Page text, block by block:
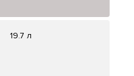
19.7 л